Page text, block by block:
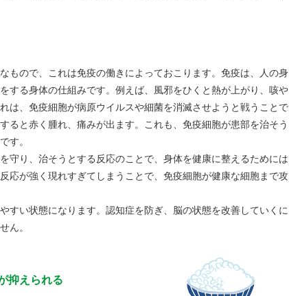
もので、これは免疫の働きによっておこります。免疫は、人の身
する身体の仕組みです。例えば、風邪をひくと熱が上がり、咳や
は、免疫細胞が病原ウイルスや細菌を消滅させようと戦うことで
ると赤く腫れ、痛みが出ます。これも、免疫細胞が患部を治そう
す。
守り、治そうとする反応のことで、身体を健康に整えるためには
応が強く現れすぎてしまうことで、免疫細胞が健康な細胞まで攻
すい状態になります。認知症を防ぎ、脳の状態を改善していくに
ん。
抑えられる